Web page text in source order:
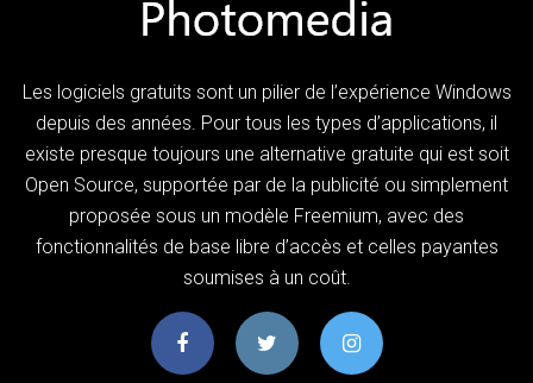
Les logiciels gratuits sont un pilier de l’expérience Windows
depuis des années. Pour tous les types d’applications, il
existe presque toujours une alternative gratuite qui est soit
Open Source, supportée par de la publicité ou simplement
proposée sous un modèle Freemium, avec des
fonctionnalités de base libre d’accès et celles payantes
soumises à un coût.